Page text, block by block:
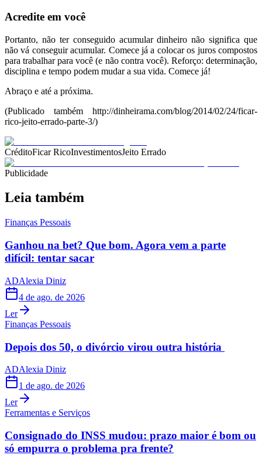
Acredite em você
Portanto, não ter conseguido acumular dinheiro não significa que
não vá conseguir acumular. Comece já a colocar os juros compostos
para trabalhar para você (e não contra você). Reforço: determinação,
disciplina e tempo podem mudar a sua vida. Comece já!
Abraço e até a próxima.
(Publicado também http://dinheirama.com/blog/2014/02/24/ficar-
rico-jeito-errado-parte-3/)
CréditoFicar RicoInvestimentosJeito Errado
Publicidade
Leia também
Finanças Pessoais
Ganhou na bet? Que bom. Agora vem a parte
difícil: tentar sacar
ADAlexia Diniz
4 de ago. de 2026
Ler
Finanças Pessoais
Depois dos 50, o divórcio virou outra história
ADAlexia Diniz
1 de ago. de 2026
Ler
Ferramentas e Serviços
Consignado do INSS mudou: prazo maior é bom ou
só empurra o problema pra frente?